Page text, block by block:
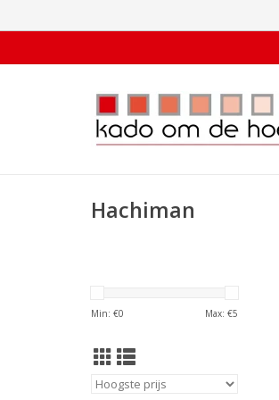
Hachiman
Min: €0 Max: €5